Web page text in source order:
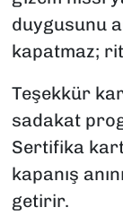
duygusunu
kapatmaz;
Teşekkür
sadakat
Sertifika
kapanış
getirir.